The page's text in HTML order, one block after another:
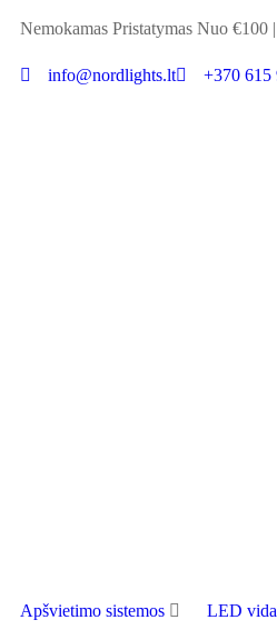
Nemokamas Pristatymas Nuo €100 |
info@nordlights.lt +370 615
Apšvietimo sistemos LED